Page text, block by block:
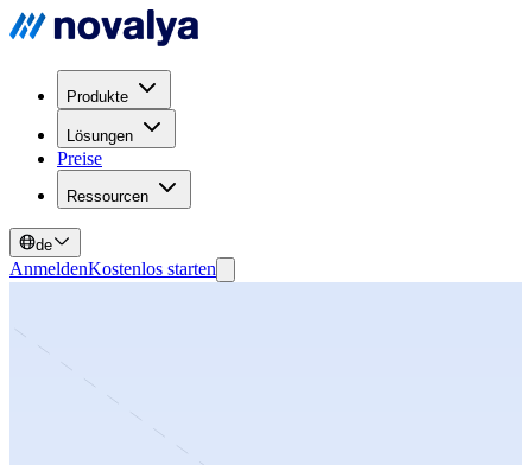
Produkte
Lösungen
Preise
Ressourcen
de
AnmeldenKostenlos starten